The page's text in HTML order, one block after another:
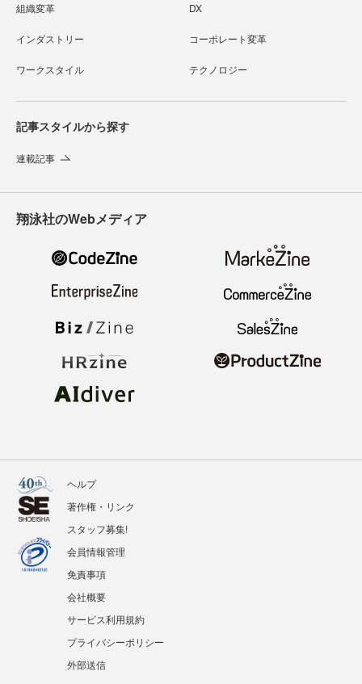
組織変革 DX
インダストリー コーポレート変革
ワークスタイル テクノロジー
記事スタイルから探す
連載記事
翔泳社のWebメディア
ヘルプ
著作権・リンク
スタッフ募集!
会員情報管理
免責事項
会社概要
サービス利用規約
プライバシーポリシー
外部送信